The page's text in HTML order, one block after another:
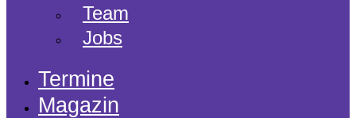
Team
Jobs
Termine
Magazin